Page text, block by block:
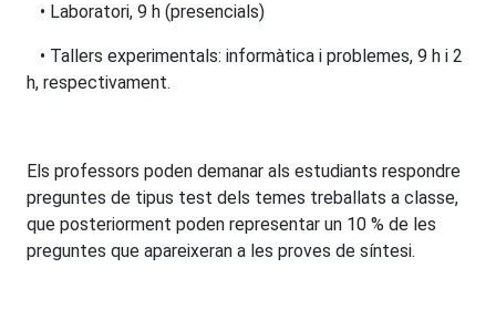
• Laboratori, 9 h (presencials)
• Tallers experimentals: informàtica i problemes, 9 h i 2
h, respectivament.
Els professors poden demanar als estudiants respondre
preguntes de tipus test dels temes treballats a classe,
que posteriorment poden representar un 10 % de les
preguntes que apareixeran a les proves de síntesi.